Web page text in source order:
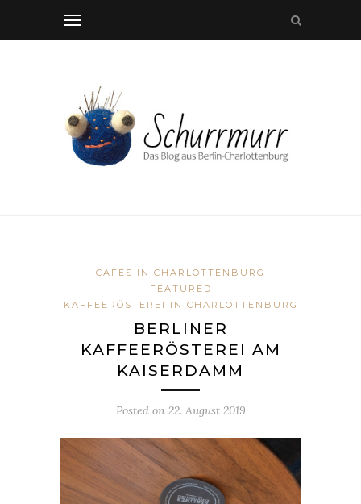
CAFÉS IN CHARLOTTENBURG
FEATURED
KAFFEERÖSTEREI IN CHARLOTTENBURG
BERLINER
KAFFEERÖSTEREI AM
KAISERDAMM
Posted on 22. August 2019